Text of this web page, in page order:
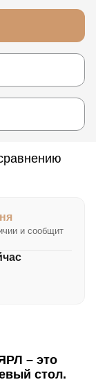
и сообщит
– это
стол.